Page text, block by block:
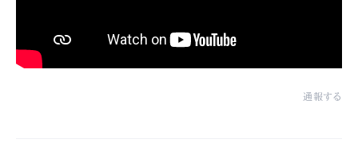
通報する